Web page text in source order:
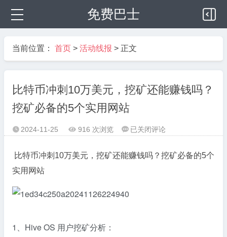
免费巴士
当前位置： 首页 > 活动线报 > 正文
比特币冲刺10万美元，挖矿还能赚钱吗？
挖矿必备的5个实用网站
 2024-11-25  916 次浏览  比
币
已关闭评论
比特币冲刺10万美元，挖矿还能赚钱吗？挖矿必备的5个
实用网站
1、Hive OS 用户挖矿分析：